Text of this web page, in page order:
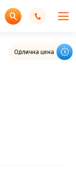
Одлична цена